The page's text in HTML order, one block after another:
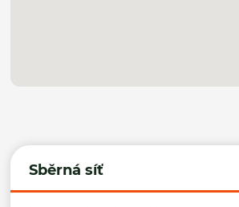
Sběrná síť